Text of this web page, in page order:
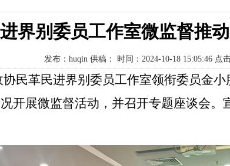
界别委员工作室微监督推
发布：huqin 供稿： 时间：2024-10-18 15:05:46 点
民革民进界别委员工作室领衔委员金
开展微监督活动，并召开专题座谈会